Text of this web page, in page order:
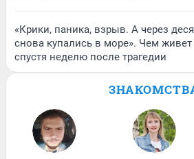
«Крики, паника, взрыв. А через
снова купались в море». Чем
спустя неделю после трагедии